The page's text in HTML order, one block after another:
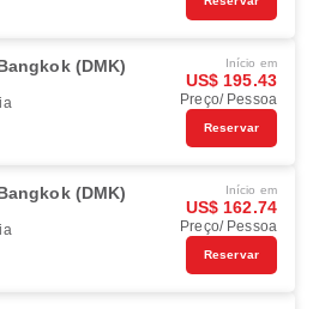
(DMK) Início em
US$ 195.43
Preço/ Pessoa
Reservar
(DMK) Início em
US$ 162.74
Preço/ Pessoa
Reservar